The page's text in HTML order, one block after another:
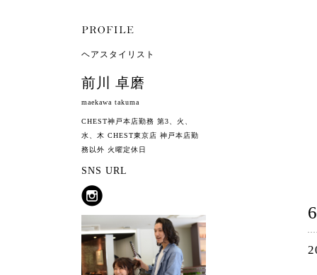
ヘアスタイリスト
前川 卓磨
maekawa takuma
CHEST神戸本店勤務 第3、火、
水、木 CHEST東京店 神戸本店勤
務以外 火曜定休日
SNS URL